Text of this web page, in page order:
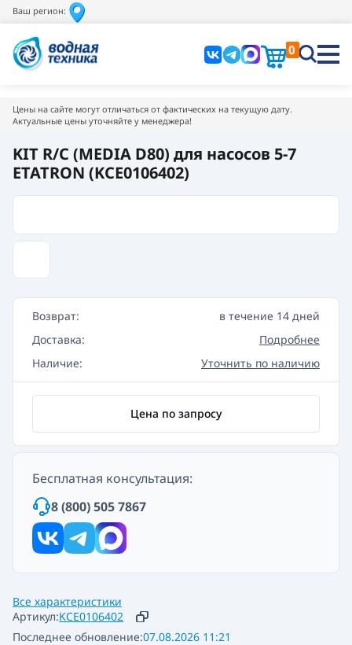
Ваш регион:
0
Цены на сайте могут отличаться от фактических на текущую дату.
Актуальные цены уточняйте у менеджера!
KIT R/C (MEDIA D80) для насосов 5-7
ETATRON (KCE0106402)
Артикул:KCE0106402
Последнее обновление:07.08.2026 11:21
Все характеристики
Возврат:
в течение 14 дней
Доставка:
Подробнее
Наличие:
Уточнить по наличию
Цена по запросу
Бесплатная консультация:
8 (800) 505 7867